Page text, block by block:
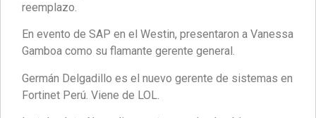
reemplazo.
En evento de SAP en el Westin, presentaron a Vanessa
Gamboa como su flamante gerente general.
Germán Delgadillo es el nuevo gerente de sistemas en
Fortinet Perú. Viene de LOL.